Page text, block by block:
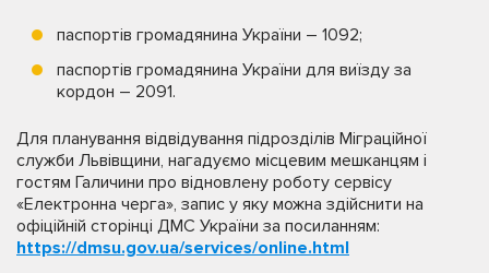
паспортів громадянина України – 1092;
паспортів громадянина України для виїзду за
кордон – 2091.
Для планування відвідування підрозділів Міграційної
служби Львівщини, нагадуємо місцевим мешканцям і
гостям Галичини про відновлену роботу сервісу
«Електронна черга», запис у яку можна здійснити на
офіційній сторінці ДМС України за посиланням:
https://dmsu.gov.ua/services/online.html